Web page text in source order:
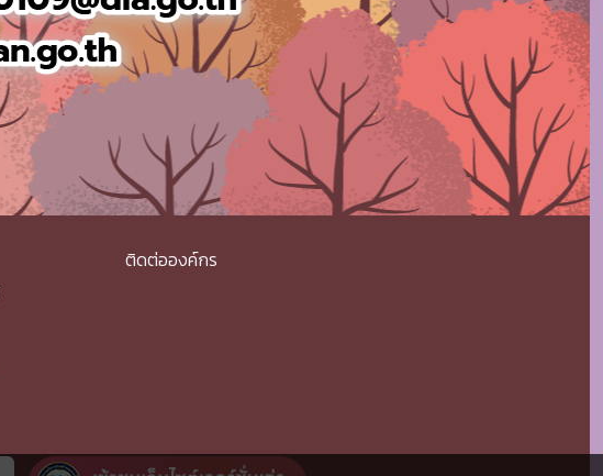
ติดต่อองค์กร